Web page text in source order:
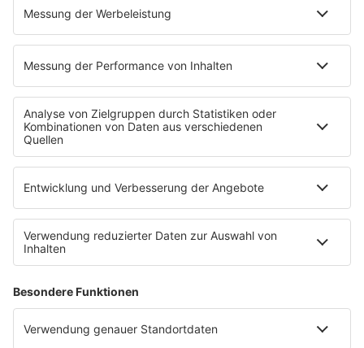
einer Frau
MEIN R.SH
Empfang
R.SH-Shop
Werbung buchen
Häufige Fragen
Jobs bei R.SH
INFORMATION
Datenschutz
Datenschutzeinstellungen
Clubbedingungen